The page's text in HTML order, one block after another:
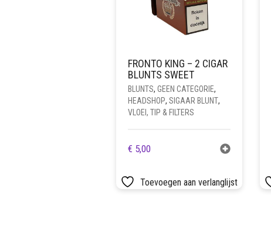
FRONTO KING – 2 CIGAR
BLUNTS SWEET
BLUNTS, GEEN CATEGORIE,
HEADSHOP, SIGAAR BLUNT,
VLOEI, TIP & FILTERS
€ 5,00
Toevoegen aan verlanglijst